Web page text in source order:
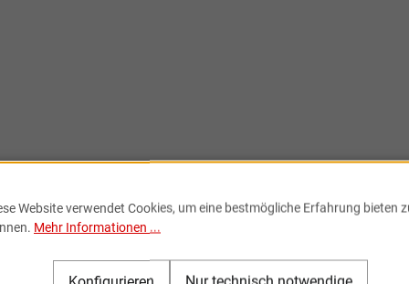
Website verwendet Cookies, um eine bestmögliche Erfahrung bieten
Mehr Informationen ...